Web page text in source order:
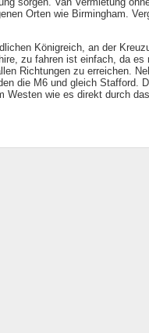
Orten wie Birmingham.
Königreich, an der
zu fahren ist einfach, da
Richtungen zu erreichen.
die M6 und gleich Stafford.
wie es direkt durch